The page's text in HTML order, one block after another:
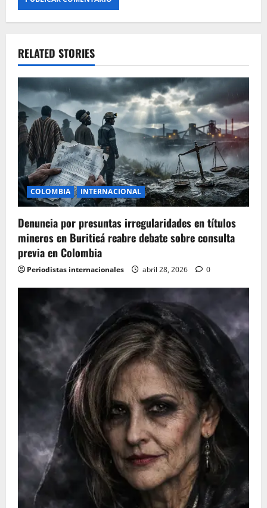
RELATED STORIES
COLOMBIA INTERNACIONAL
Denuncia por presuntas irregularidades en títulos
mineros en Buriticá reabre debate sobre consulta
previa en Colombia
Periodistas internacionales abril 28, 2026 0